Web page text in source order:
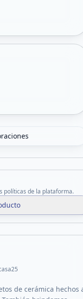
políticas de la plataforma.
de cerámica hechos